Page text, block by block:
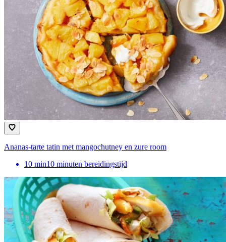
Ananas-tarte tatin met mangochutney en zure room
10 min10 minuten bereidingstijd